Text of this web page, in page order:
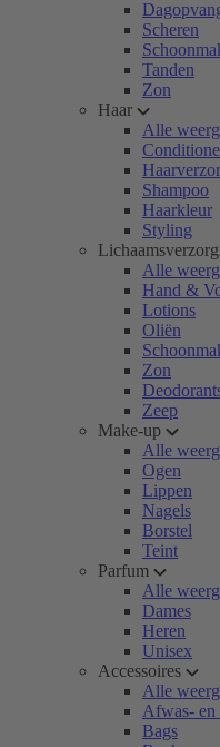
Scheren
Tanden
Zon
Haar
Alle
Shampoo
Haarkleur
Styling
Alle
Hand &
Lotions
Oliën
Zon
Zeep
Make-up
Alle
Ogen
Lippen
Nagels
Borstel
Teint
Parfum
Alle
Dames
Heren
Unisex
Accessoires
Alle
Afwas- en
Bags